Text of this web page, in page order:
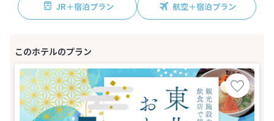
JR＋宿泊プラン 航空＋宿泊プラン